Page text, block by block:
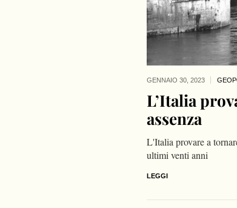
GENNAIO 30, 2023
L’Italia
assenza
L'Italia provare a
ultimi venti anni
LEGGI